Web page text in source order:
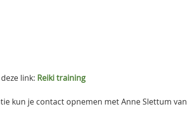
link: Reiki training
kun je contact opnemen met Anne Slettum van